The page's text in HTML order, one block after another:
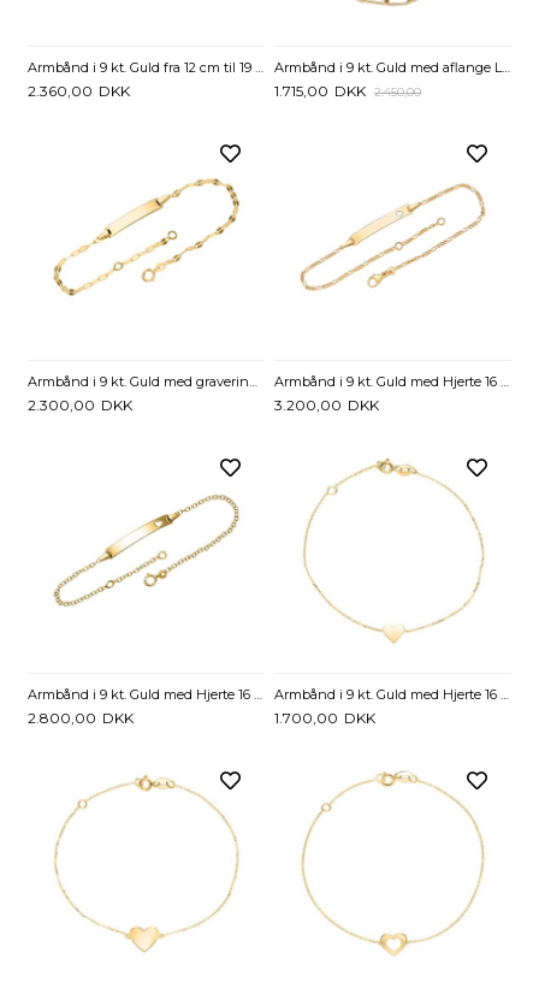
Armbånd i 9 kt. Guld fra 12 cm til 19 cm - Mulighed for lasergravering
2.360,00 DKK
Armbånd i 9 kt. Guld med aflange Led - 18,5 cm
1.715,00 DKK 2.450,00
2.300,00 DKK 3.200,00 DKK
Armbånd i 9 kt. Guld med Hjerte 16 eller 19 cm - Mulighed for gravering
2.800,00 DKK
Armbånd i 9 kt. Guld med Hjerte 16 og 18 cm - Mulighed for gravering
1.700,00 DKK